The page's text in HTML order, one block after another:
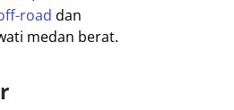
road dan
medan berat.